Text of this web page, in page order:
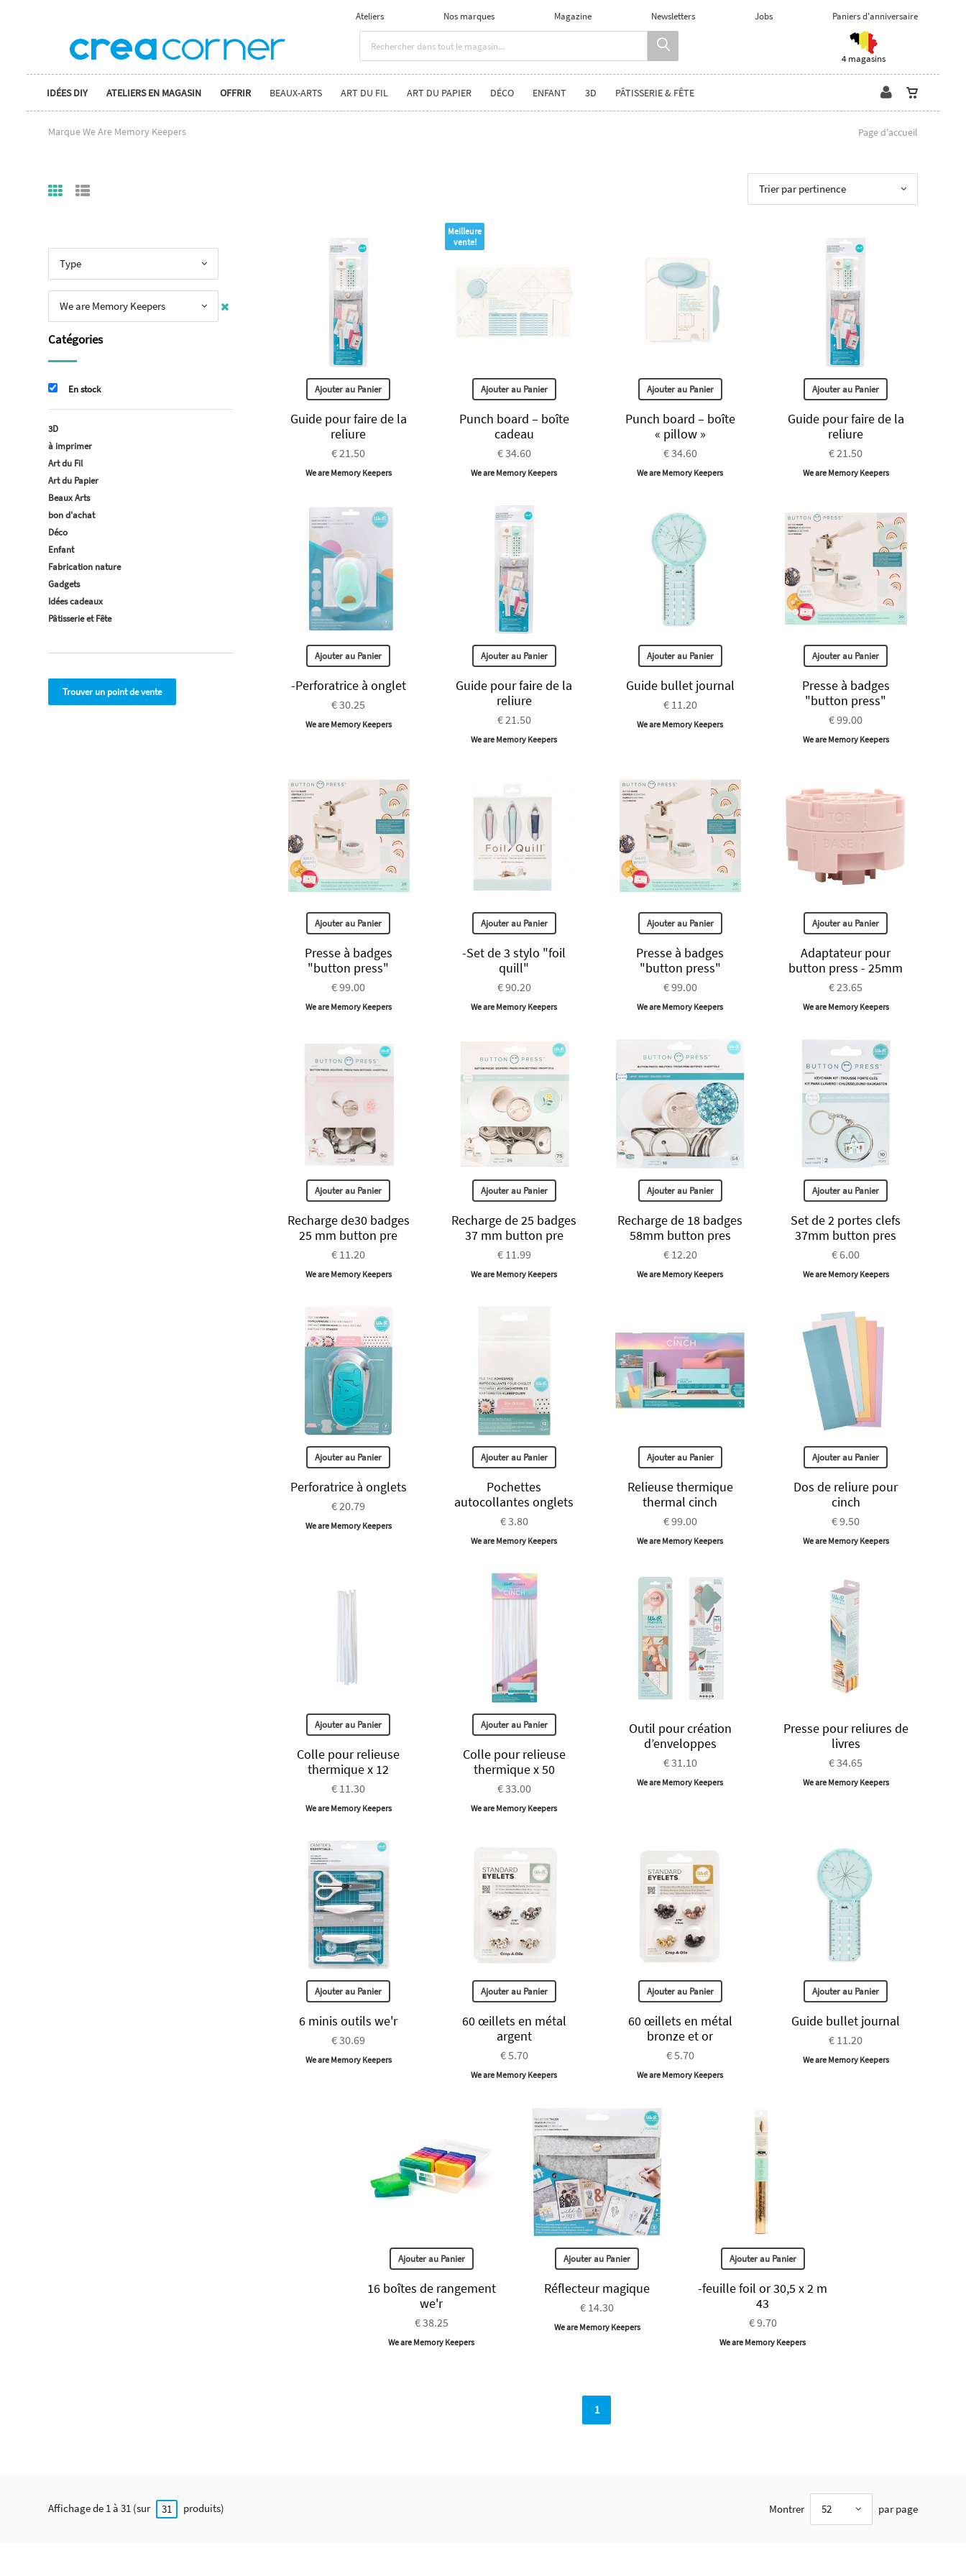
Ateliers Nos marques Magazine Newsletters Jobs Paniers d'anniversaire
4 magasins
IDÉES DIY ATELIERS EN MAGASIN OFFRIR BEAUX-ARTS ART DU FIL ART DU PAPIER DÉCO ENFANT 3D PÂTISSERIE & FÊTE
Marque We Are Memory Keepers Page d'accueil
Trier par pertinence
Ajouter au Panier
Guide pour faire de la
reliure
€ 21.50
We are Memory Keepers
Meilleure
vente!
Ajouter au Panier
Punch board – boîte
cadeau
€ 34.60
We are Memory Keepers
Ajouter au Panier
Punch board – boîte
« pillow »
€ 34.60
We are Memory Keepers
Ajouter au Panier
Guide pour faire de la
reliure
€ 21.50
We are Memory Keepers
Ajouter au Panier
-Perforatrice à onglet
€ 30.25
We are Memory Keepers
Ajouter au Panier
Guide pour faire de la
reliure
€ 21.50
We are Memory Keepers
Ajouter au Panier
Guide bullet journal
€ 11.20
We are Memory Keepers
Ajouter au Panier
Presse à badges
"button press"
€ 99.00
We are Memory Keepers
Ajouter au Panier
Presse à badges
"button press"
€ 99.00
We are Memory Keepers
Ajouter au Panier
-Set de 3 stylo "foil
quill"
€ 90.20
We are Memory Keepers
Ajouter au Panier
Presse à badges
"button press"
€ 99.00
We are Memory Keepers
Ajouter au Panier
Adaptateur pour
button press - 25mm
€ 23.65
We are Memory Keepers
Ajouter au Panier
Recharge de30 badges
25 mm button pre
€ 11.20
We are Memory Keepers
Ajouter au Panier
Recharge de 25 badges
37 mm button pre
€ 11.99
We are Memory Keepers
Ajouter au Panier
Recharge de 18 badges
58mm button pres
€ 12.20
We are Memory Keepers
Ajouter au Panier
Set de 2 portes clefs
37mm button pres
€ 6.00
We are Memory Keepers
Ajouter au Panier
Perforatrice à onglets
€ 20.79
We are Memory Keepers
Ajouter au Panier
Pochettes
autocollantes onglets
€ 3.80
We are Memory Keepers
Ajouter au Panier
Relieuse thermique
thermal cinch
€ 99.00
We are Memory Keepers
Ajouter au Panier
Dos de reliure pour
cinch
€ 9.50
We are Memory Keepers
Ajouter au Panier
Colle pour relieuse
thermique x 12
€ 11.30
We are Memory Keepers
Ajouter au Panier
Colle pour relieuse
thermique x 50
€ 33.00
We are Memory Keepers
Outil pour création
d’enveloppes
€ 31.10
We are Memory Keepers
Presse pour reliures de
livres
€ 34.65
We are Memory Keepers
Ajouter au Panier
6 minis outils we'r
€ 30.69
We are Memory Keepers
Ajouter au Panier
60 œillets en métal
argent
€ 5.70
We are Memory Keepers
Ajouter au Panier
60 œillets en métal
bronze et or
€ 5.70
We are Memory Keepers
Ajouter au Panier
Guide bullet journal
€ 11.20
We are Memory Keepers
Ajouter au Panier
16 boîtes de rangement
we'r
€ 38.25
We are Memory Keepers
Ajouter au Panier
Réflecteur magique
€ 14.30
We are Memory Keepers
Ajouter au Panier
-feuille foil or 30,5 x 2 m
43
€ 9.70
We are Memory Keepers
1
Type
We are Memory Keepers
Catégories
En stock
3D
à imprimer
Art du Fil
Art du Papier
Beaux Arts
bon d'achat
Déco
Enfant
Fabrication nature
Gadgets
Idées cadeaux
Pâtisserie et Fête
Trouver un point de vente
Affichage de 1 à 31 (sur 31 produits) Montrer 52 par page